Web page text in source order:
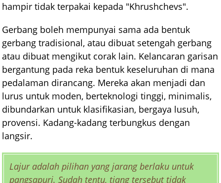
hampir tidak terpakai kepada "Khrushchevs".
Gerbang boleh mempunyai sama ada bentuk
gerbang tradisional, atau dibuat setengah gerbang
atau dibuat mengikut corak lain. Kelancaran garisan
bergantung pada reka bentuk keseluruhan di mana
pedalaman dirancang. Mereka akan menjadi dan
lurus untuk moden, berteknologi tinggi, minimalis,
dibundarkan untuk klasifikasian, bergaya lusuh,
provensi. Kadang-kadang terbungkus dengan
langsir.
Lajur adalah pilihan yang jarang berlaku untuk
pangsapuri. Sudah tentu, tiang tersebut tidak